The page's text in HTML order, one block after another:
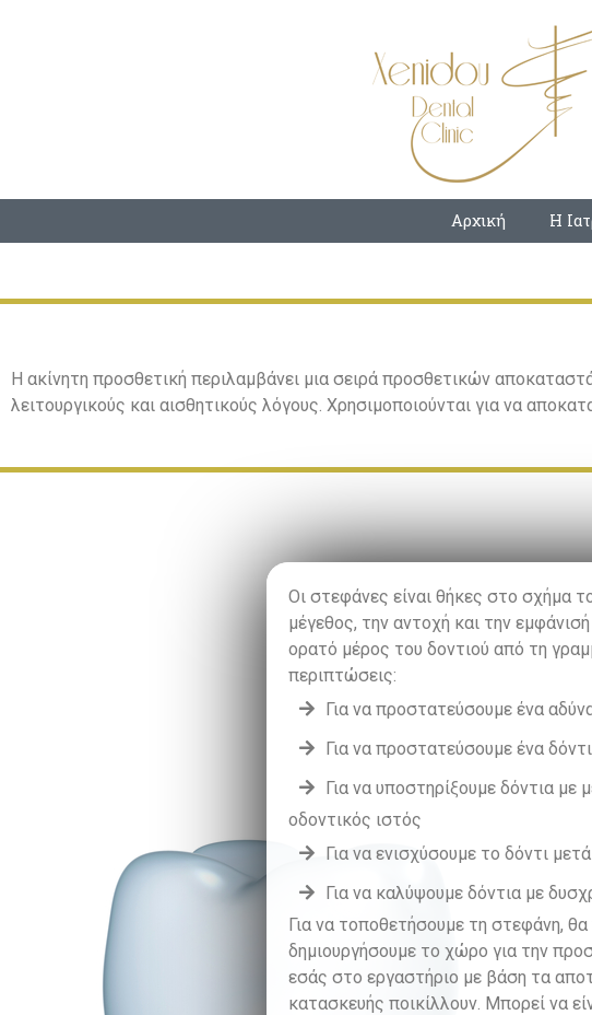
Αρχική Η
Η ακίνητη προσθετική περιλαμβάνει μια σειρά προσθετικών
λειτουργικούς και αισθητικούς λόγους. Χρησιμοποιούνται για να
Οι στεφάνες είναι θήκες στο σχήμα
μέγεθος, την αντοχή και την
ορατό μέρος του δοντιού από τη
περιπτώσεις:
Για να προστατεύσουμε ένα
Για να προστατεύσουμε ένα
Για να υποστηρίξουμε δόντια
οδοντικός ιστός
Για να ενισχύσουμε το δόντι
Για να καλύψουμε δόντια με
Για να τοποθετήσουμε τη στεφάνη,
δημιουργήσουμε το χώρο για την
εσάς στο εργαστήριο με βάση τα
κατασκευής ποικίλλουν. Μπορεί να